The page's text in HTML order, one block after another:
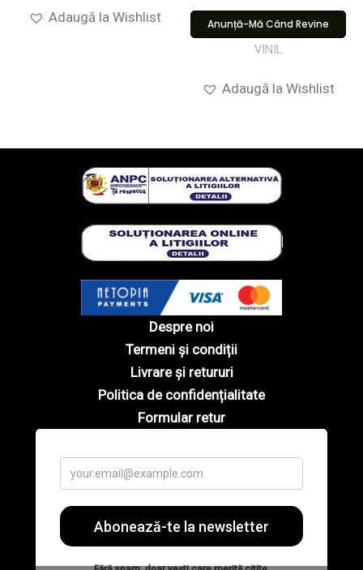
Adaugă la Wishlist
Anunță-Mă Când Revine
VINIL
Adaugă la Wishlist
Despre noi
Termeni și condiții
Livrare și retururi
Politica de confidențialitate
Formular retur